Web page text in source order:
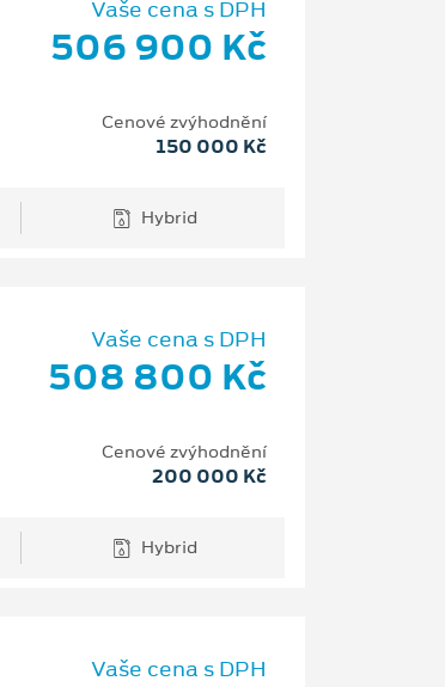
Vaše cena s DPH
506 900 Kč
Cenové zvýhodnění
150 000 Kč
Hybrid
Vaše cena s DPH
508 800 Kč
Cenové zvýhodnění
200 000 Kč
Hybrid
Vaše cena s DPH